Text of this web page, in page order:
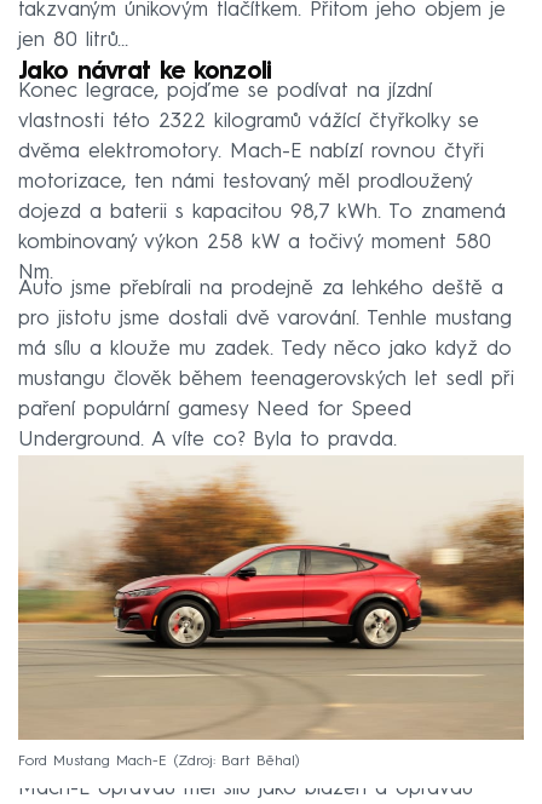
takzvaným únikovým tlačítkem. Přitom jeho objem je
jen 80 litrů…
Jako návrat ke konzoli
Konec legrace, pojďme se podívat na jízdní
vlastnosti této 2322 kilogramů vážící čtyřkolky se
dvěma elektromotory. Mach-E nabízí rovnou čtyři
motorizace, ten námi testovaný měl prodloužený
dojezd a baterii s kapacitou 98,7 kWh. To znamená
kombinovaný výkon 258 kW a točivý moment 580
Nm.
Auto jsme přebírali na prodejně za lehkého deště a
pro jistotu jsme dostali dvě varování. Tenhle mustang
má sílu a klouže mu zadek. Tedy něco jako když do
mustangu člověk během teenagerovských let sedl při
paření populární gamesy Need for Speed
Underground. A víte co? Byla to pravda.
Ford Mustang Mach-E Zdroj: Bart Běhal
Mach-E opravdu měl sílu jako blázen a opravdu